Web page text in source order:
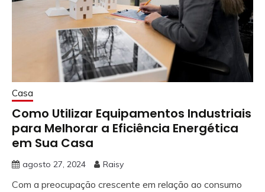
Casa
Como Utilizar Equipamentos Industriais
para Melhorar a Eficiência Energética
em Sua Casa
agosto 27, 2024 Raisy
Com a preocupação crescente em relação ao consumo